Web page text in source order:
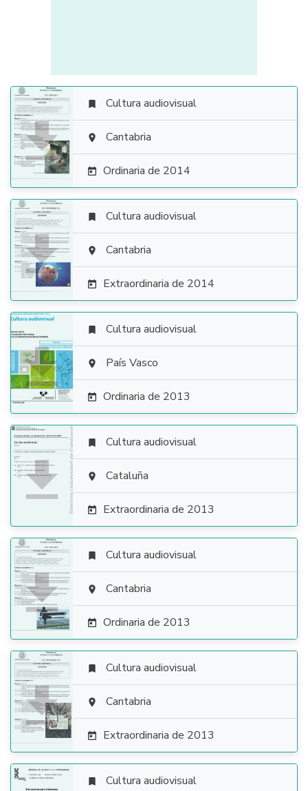

 Cultura audiovisual
 Cantabria
 Ordinaria de 2014

 Cultura audiovisual
 Cantabria
 Extraordinaria de 2014

 Cultura audiovisual
 País Vasco
 Ordinaria de 2013

 Cultura audiovisual
 Cataluña
 Extraordinaria de 2013

 Cultura audiovisual
 Cantabria
 Ordinaria de 2013

 Cultura audiovisual
 Cantabria
 Extraordinaria de 2013
 Cultura audiovisual